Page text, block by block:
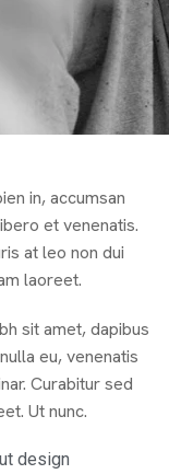
in, accumsan
et venenatis.
at leo non dui
laoreet.
sit amet, dapibus
eu, venenatis
Curabitur sed
Ut nunc.
design